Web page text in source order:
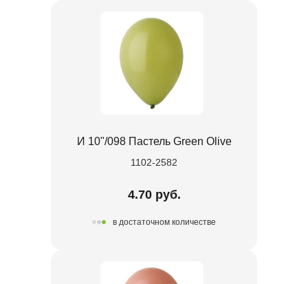
И 10"/098 Пастель Green Olive
1102-2582
4.70 руб.
в достаточном количестве